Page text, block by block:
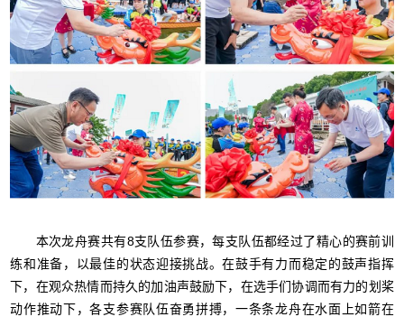
本次龙舟赛共有8支队伍参赛，每支队伍都经过了精心的赛前训
练和准备，以最佳的状态迎接挑战。在鼓手有力而稳定的鼓声指挥
下，在观众热情而持久的加油声鼓励下，在选手们协调而有力的划桨
动作推动下，各支参赛队伍奋勇拼搏，一条条龙舟在水面上如箭在